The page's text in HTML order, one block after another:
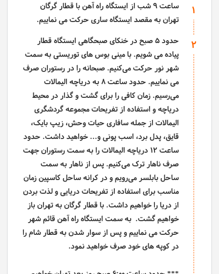
1
ساعت 9 شب از ایستگاه راه آهن با قطار گرگان
تهران به مقصد ایستگاه ساری حرکت می نماییم.
2
حدود 5 صبح در خنکای صبحگاهی ایستگاه قطار
پیاده می شویم. با مینی بوس های توریستی به سمت
شهر نور حرکت می‌کنیم. صبحانه را در رستوران صرف
می نماییم. حدود ساعت 8 به دریاچه الیمالات
می‌رسیم. زمان کافی را برای گشت و گذار در محیط
دریاچه و استفاده از تفریحات مجموعه گردشگری
الیمالات از جمله سافاری حیات وحش، زیپ بایک،
قایق، پدل برد، اسب پونی و... خواهید داشت. حدود
ساعت 12 دریاچه الیمالات را به سمت رستوران جهت
صرف ناهار ترک می‌کنیم. پس از ناهار به سمت
ساحل بابلسر می‌رویم و در کرانه ساحل کاسپین زمان
مناسب برای استفاده از تفریحات دریایی و لذت بردن
از دریا را خواهیم داشت. با قطار گرگان به تهران باز
خواهیم گشت. به سمت ایستگاه راه آهن قائم شهر
حرکت می نماییم و پس از سوار شدن به قطار شام را
در کوپه های خود صرف خواهید نمود.